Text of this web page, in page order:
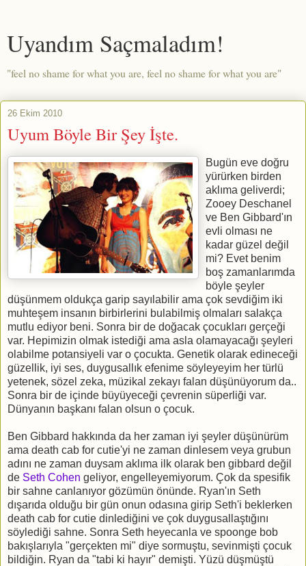
Uyandım Saçmaladım!
"feel no shame for what you are, feel no shame for what you are"
26 Ekim 2010
Uyum Böyle Bir Şey İşte.
Bugün eve doğru
yürürken birden
aklıma geliverdi;
Zooey Deschanel
ve Ben Gibbard'ın
evli olması ne
kadar güzel değil
mi? Evet benim
boş zamanlarımda
böyle şeyler
düşünmem oldukça garip sayılabilir ama çok sevdiğim iki
muhteşem insanın birbirlerini bulabilmiş olmaları salakça
mutlu ediyor beni. Sonra bir de doğacak çocukları gerçeği
var. Hepimizin olmak istediği ama asla olamayacağı şeyleri
olabilme potansiyeli var o çocukta. Genetik olarak edineceği
güzellik, iyi ses, duygusallık efenime söyleyeyim her türlü
yetenek, sözel zeka, müzikal zekayı falan düşünüyorum da..
Sonra bir de içinde büyüyeceği çevrenin süperliği var.
Dünyanın başkanı falan olsun o çocuk.
Ben Gibbard hakkında da her zaman iyi şeyler düşünürüm
ama death cab for cutie'yi ne zaman dinlesem veya grubun
adını ne zaman duysam aklıma ilk olarak ben gibbard değil
de Seth Cohen geliyor, engelleyemiyorum. Çok da spesifik
bir sahne canlanıyor gözümün önünde. Ryan'ın Seth
dışarıda olduğu bir gün onun odasına girip Seth'i beklerken
death cab for cutie dinlediğini ve çok duygusallaştığını
söylediği sahne. Sonra Seth heyecanla ve spoonge bob
bakışlarıyla "gerçekten mi" diye sormuştu, sevinmişti çocuk
bildiğin. Ryan da "tabi ki hayır" demişti. Yüzü düşmüştü